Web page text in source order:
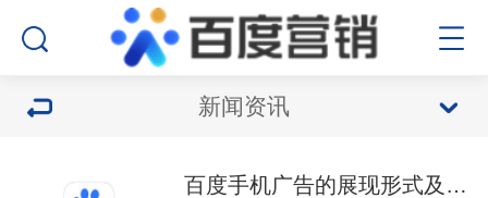
新闻资讯
百度手机广告的展现形式及广告特点